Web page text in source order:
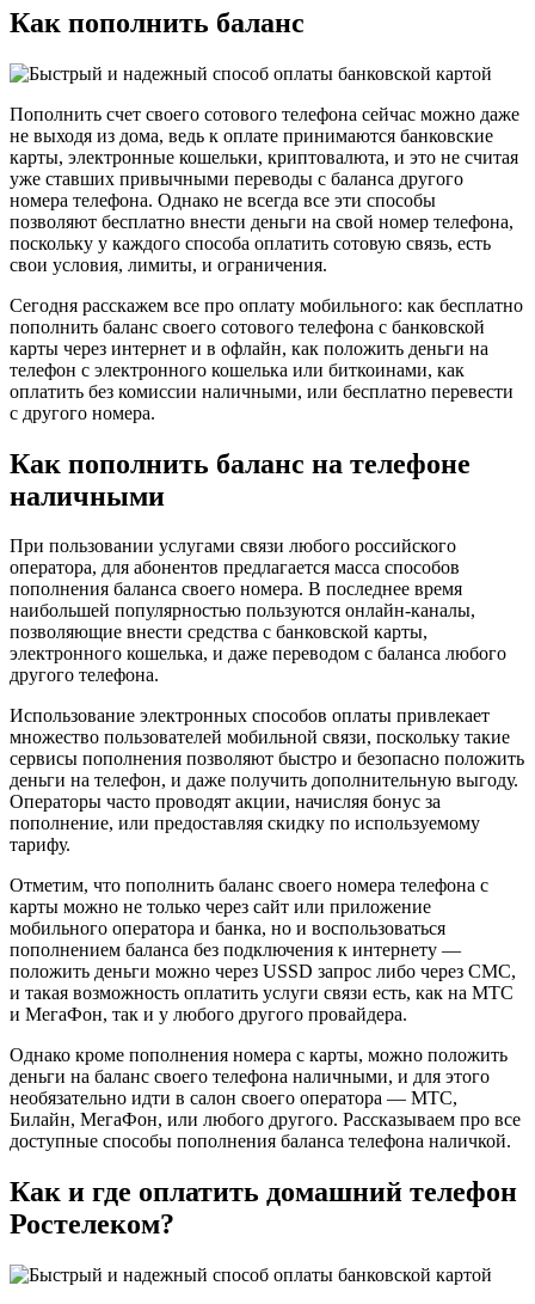
Как пополнить баланс
Пополнить счет своего сотового телефона сейчас можно даже
не выходя из дома, ведь к оплате принимаются банковские
карты, электронные кошельки, криптовалюта, и это не считая
уже ставших привычными переводы с баланса другого
номера телефона. Однако не всегда все эти способы
позволяют бесплатно внести деньги на свой номер телефона,
поскольку у каждого способа оплатить сотовую связь, есть
свои условия, лимиты, и ограничения.
Сегодня расскажем все про оплату мобильного: как бесплатно
пополнить баланс своего сотового телефона с банковской
карты через интернет и в офлайн, как положить деньги на
телефон с электронного кошелька или биткоинами, как
оплатить без комиссии наличными, или бесплатно перевести
с другого номера.
Как пополнить баланс на телефоне
наличными
При пользовании услугами связи любого российского
оператора, для абонентов предлагается масса способов
пополнения баланса своего номера. В последнее время
наибольшей популярностью пользуются онлайн-каналы,
позволяющие внести средства с банковской карты,
электронного кошелька, и даже переводом с баланса любого
другого телефона.
Использование электронных способов оплаты привлекает
множество пользователей мобильной связи, поскольку такие
сервисы пополнения позволяют быстро и безопасно положить
деньги на телефон, и даже получить дополнительную выгоду.
Операторы часто проводят акции, начисляя бонус за
пополнение, или предоставляя скидку по используемому
тарифу.
Отметим, что пополнить баланс своего номера телефона с
карты можно не только через сайт или приложение
мобильного оператора и банка, но и воспользоваться
пополнением баланса без подключения к интернету —
положить деньги можно через USSD запрос либо через СМС,
и такая возможность оплатить услуги связи есть, как на МТС
и МегаФон, так и у любого другого провайдера.
Однако кроме пополнения номера с карты, можно положить
деньги на баланс своего телефона наличными, и для этого
необязательно идти в салон своего оператора — МТС,
Билайн, МегаФон, или любого другого. Рассказываем про все
доступные способы пополнения баланса телефона наличкой.
Как и где оплатить домашний телефон
Ростелеком?